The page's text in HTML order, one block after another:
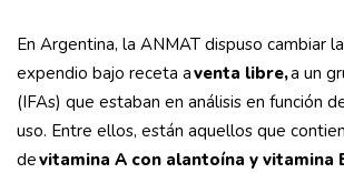
En Argentina, la ANMAT dispuso cambiar
expendio bajo receta aventa libre,a un
(IFAs) que estaban en análisis en función
uso. Entre ellos, están aquellos que
devitamina A con alantoína y vitamina